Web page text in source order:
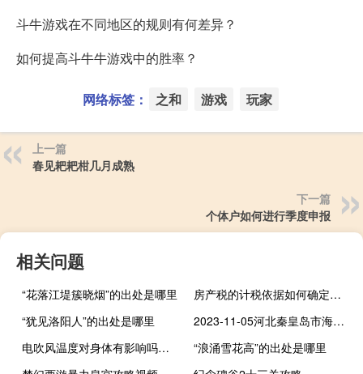
斗牛游戏在不同地区的规则有何差异？
如何提高斗牛牛游戏中的胜率？
网络标签： 之和 游戏 玩家
上一篇
春见耙耙柑几月成熟
下一篇
个体户如何进行季度申报
相关问题
“花落江堤簇晓烟”的出处是哪里
房产税的计税依据如何确定收入（房产税的计税依据如何确定）
“犹见洛阳人”的出处是哪里
2023-11-05河北秦皇岛市海港区(黄蘑)的报价是多少
电吹风温度对身体有影响吗（电吹风有辐射吗）
“浪涌雪花高”的出处是哪里